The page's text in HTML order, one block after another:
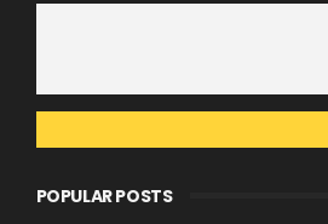
POPULAR POSTS